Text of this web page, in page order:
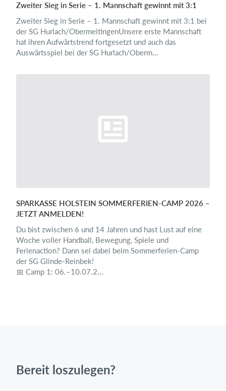
Zweiter Sieg in Serie – 1. Mannschaft gewinnt mit 3:1
Zweiter Sieg in Serie – 1. Mannschaft gewinnt mit 3:1 bei
der SG Hurlach/ObermeitingenUnsere erste Mannschaft
hat ihren Aufwärtstrend fortgesetzt und auch das
Auswärtsspiel bei der SG Hurlach/Oberm...
SPARKASSE HOLSTEIN SOMMERFERIEN-CAMP 2026 –
JETZT ANMELDEN!
Du bist zwischen 6 und 14 Jahren und hast Lust auf eine
Woche voller Handball, Bewegung, Spiele und
Ferienaction? Dann sei dabei beim Sommerferien-Camp
der SG Glinde-Reinbek!
📅 Camp 1: 06.–10.07.2...
Bereit loszulegen?